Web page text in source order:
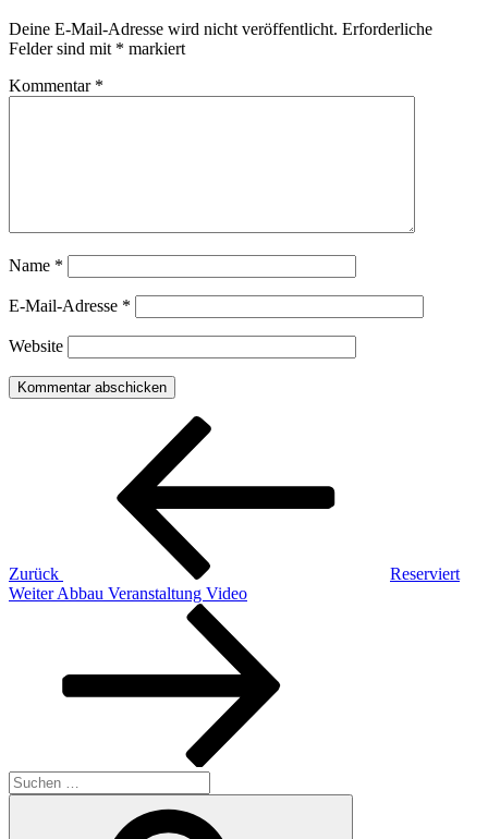
Deine E-Mail-Adresse wird nicht veröffentlicht. Erforderliche
Felder sind mit * markiert
Kommentar *
Name *
E-Mail-Adresse *
Website
Beitragsnavigation
Zurück
Reserviert
Nächster
Weiter Abbau Veranstaltung Video
Suchen
nach: